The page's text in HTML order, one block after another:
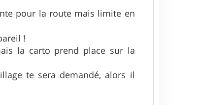
pour la route mais limite en
!
la carto prend place sur la
te sera demandé, alors il